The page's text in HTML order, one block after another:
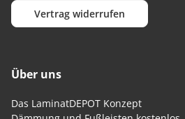
Vertrag widerrufen
Über uns
Das LaminatDEPOT Konzept